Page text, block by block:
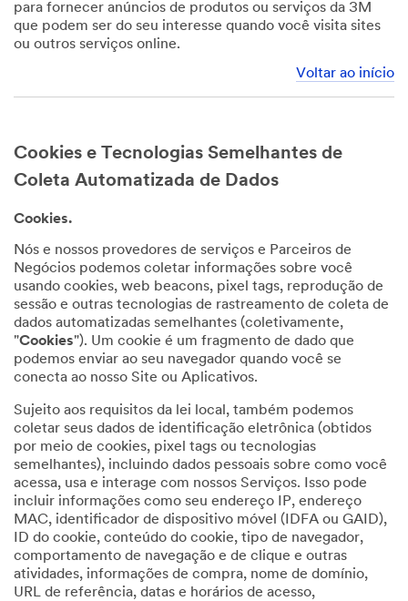
para fornecer anúncios de produtos ou serviços da 3M
que podem ser do seu interesse quando você visita sites
ou outros serviços online.
Voltar ao início
Cookies e Tecnologias Semelhantes de
Coleta Automatizada de Dados
Cookies.
Nós e nossos provedores de serviços e Parceiros de
Negócios podemos coletar informações sobre você
usando cookies, web beacons, pixel tags, reprodução de
sessão e outras tecnologias de rastreamento de coleta de
dados automatizadas semelhantes (coletivamente,
"Cookies"). Um cookie é um fragmento de dado que
podemos enviar ao seu navegador quando você se
conecta ao nosso Site ou Aplicativos.
Sujeito aos requisitos da lei local, também podemos
coletar seus dados de identificação eletrônica (obtidos
por meio de cookies, pixel tags ou tecnologias
semelhantes), incluindo dados pessoais sobre como você
acessa, usa e interage com nossos Serviços. Isso pode
incluir informações como seu endereço IP, endereço
MAC, identificador de dispositivo móvel (IDFA ou GAID),
ID do cookie, conteúdo do cookie, tipo de navegador,
comportamento de navegação e de clique e outras
atividades, informações de compra, nome de domínio,
URL de referência, datas e horários de acesso,